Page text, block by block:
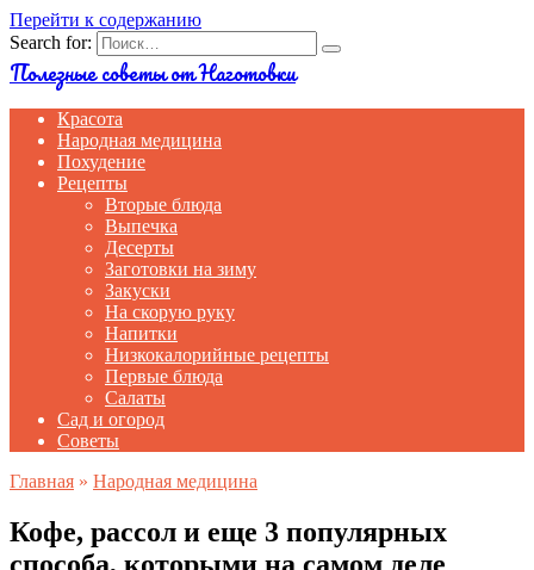
Перейти к содержанию
Search for:
Полезные советы от Наготовки
Красота
Народная медицина
Похудение
Рецепты
Вторые блюда
Выпечка
Десерты
Заготовки на зиму
Закуски
На скорую руку
Напитки
Низкокалорийные рецепты
Первые блюда
Салаты
Сад и огород
Советы
Главная » Народная медицина
Кофе, рассол и еще 3 популярных